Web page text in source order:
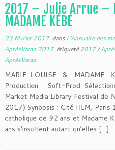
2017 – Julie Arrue –
MADAME KÉBÉ
23 février 2017dans L'Annuaire des
AprèsVaran 2017 étiqueté2017/
AprèsVaran
MARIE-LOUISE & MADAME
Production : Soft-Prod
Market Media Library Festival de
2017) Synopsis : Cité HLM, Paris
catholique de 92 ans et Madame
ans s’insultent autant qu’elles […]